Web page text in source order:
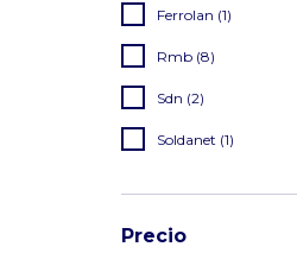
Ferrolan (1)
Rmb (8)
Sdn (2)
Soldanet (1)
Precio